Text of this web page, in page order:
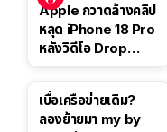
Apple กวาดล้างคลิป
หลุด iPhone 18 Pro
หลังวิดีโอ Drop
เบื่อเครือข่ายเดิม?
ลองย้ายมา my by